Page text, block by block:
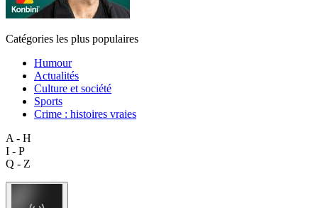
Catégories les plus populaires
Humour
Actualités
Culture et société
Sports
Crime : histoires vraies
A - H
I - P
Q - Z